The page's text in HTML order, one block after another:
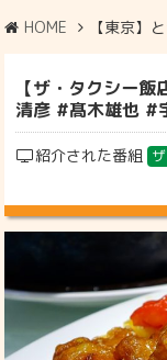
HOME 【東京】
【ザ・タクシー
清彦 #髙木雄也
紹介された番組